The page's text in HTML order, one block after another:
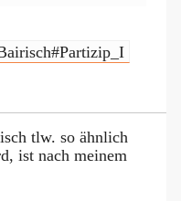
tlw. so ähnlich
ist nach meinem